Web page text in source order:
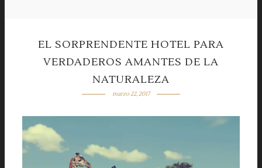
EL SORPRENDENTE HOTEL PARA
VERDADEROS AMANTES DE LA
NATURALEZA
marzo 22, 2017